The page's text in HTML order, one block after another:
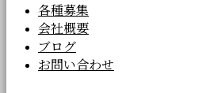
各種募集
会社概要
ブログ
お問い合わせ